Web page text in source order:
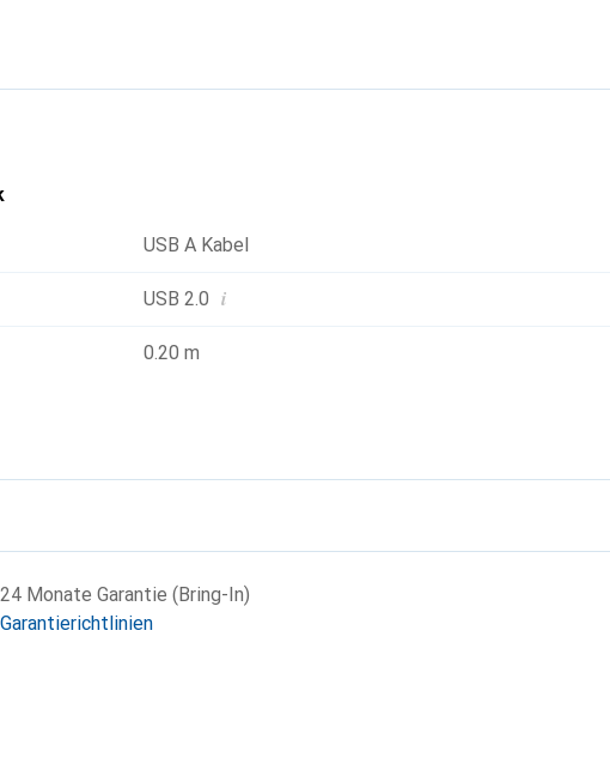
vielseitigen Wahl für verschiedene Geräte macht. Die schwarze
in Büros, Werkstätten oder zu Hause, wo eine stabile und schnelle
USB A Kabel
USB 2.0 i
0.20 m
24 Monate Garantie (Bring-In)
Garantierichtlinien